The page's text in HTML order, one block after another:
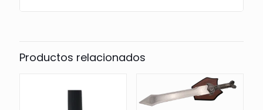
Productos relacionados